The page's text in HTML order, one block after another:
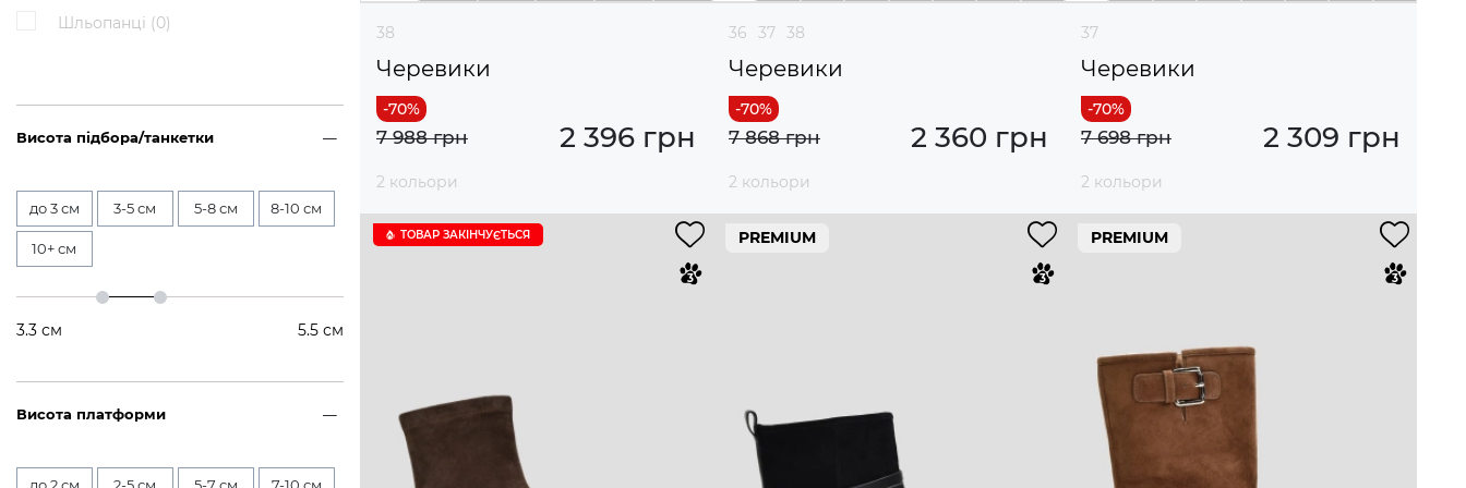
Шльопанці (0)
Висота підбора/танкетки
до 3 см 3-5 см 5-8 см 8-10 см
10+ см
3.3 см 5.5 см
Висота платформи
до 2 см 2-5 см 5-7 см 7-10 см
38
Черевики
2 396 грн
7 988 грн
2 кольори
36 37 38
Черевики
2 360 грн
7 868 грн
2 кольори
37
Черевики
2 309 грн
7 698 грн
2 кольори
ТОВАР ЗАКІНЧУЄTЬСЯ PREMIUM PREMIUM